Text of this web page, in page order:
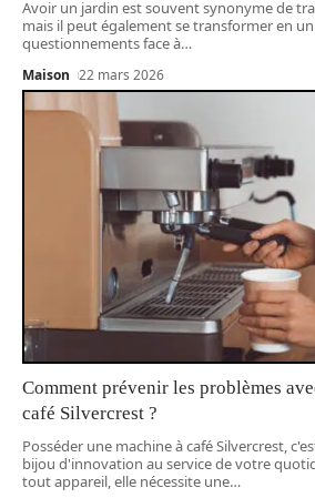
Avoir un jardin est souvent synonyme de
mais il peut également se transformer en
questionnements face à…
Maison 22 mars 2026
Comment prévenir les problèmes
café Silvercrest ?
Posséder une machine à café Silvercrest,
bijou d'innovation au service de votre
tout appareil, elle nécessite une…